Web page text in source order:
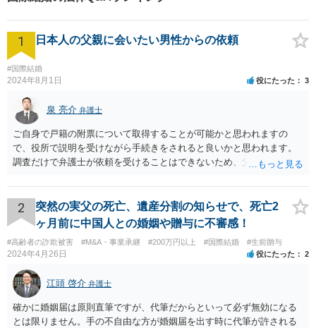
1 日本人の父親に会いたい男性からの依頼
#国際結婚
2024年8月1日 役にたった 3
泉 亮介 弁護士
ご自身で戸籍の附票について取得することが可能かと思われますの
で、役所で説明を受けながら手続きをされると良いかと思われます。
調査だけで弁護士が依頼を受けることはできないため、父親に対して
ょう。
2
突然の実父の死亡、遺産分割の知らせで、死亡2
ヶ月前に中国人との婚姻や贈与に不審感！
#高齢者の詐欺被害 #M&A・事業承継 #200万円以上 #国際結婚 #生前贈与
2024年4月26日 役にたった 2
江頭 啓介 弁護士
確かに婚姻届は原則直筆ですが、代筆だからといって必ず無効になる
とは限りません。手の不自由な方が婚姻届を出す時に代筆が許される